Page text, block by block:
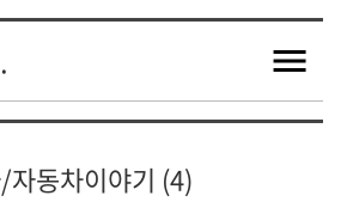
자동차이야기 (4)